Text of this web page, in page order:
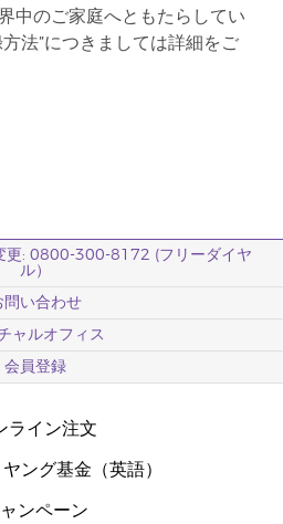
中のご家庭へともたらしてい
法”につきましては詳細をご
更: 0800-300-8172 (フリーダイヤ
ル）
問い合わせ
ャルオフィス
会員登録
ライン注文
ング基金（英語）
ンペーン